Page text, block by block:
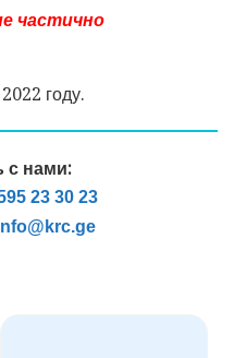
частично
году.
с нами:
23 30 23